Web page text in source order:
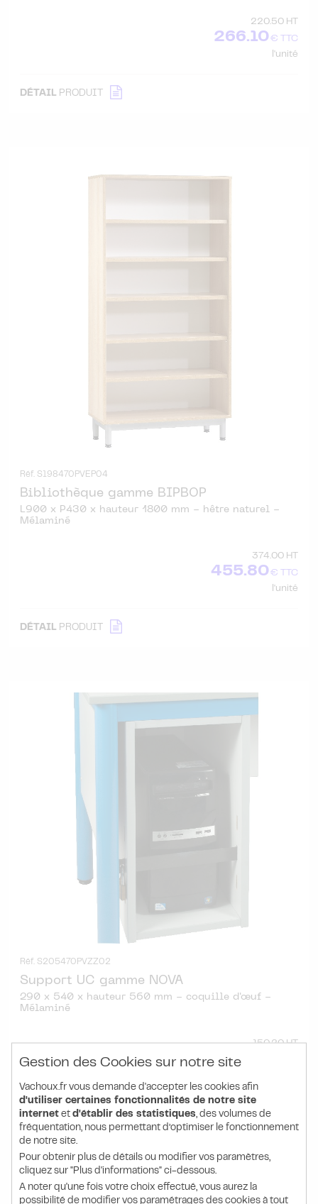
220.50 HT
266.10€ TTC
l'unité
DÉTAIL PRODUIT
Réf. S198470PVEP04
Bibliothèque gamme BIPBOP
L900 x P430 x hauteur 1800 mm - hêtre naturel -
Mélaminé
374.00 HT
455.80€ TTC
l'unité
DÉTAIL PRODUIT
Réf. S205470PVZZ02
Support UC gamme NOVA
290 x 540 x hauteur 560 mm - coquille d'œuf -
Mélaminé
150.20 HT
183.08
DÉTAILPRODUIT
Gestion des Cookies sur notre site
Vachoux.fr vous demande d'accepter les cookies afin
d'utiliser certaines fonctionnalités de notre site
internetet d'établir des statistiques, des volumes de
fréquentation, nous permettant d’optimiser le fonctionnement
de notre site.
Pour obtenir plus de détails ou modifier vos paramètres,
cliquez sur "Plus d'informations" ci-dessous.
A noter qu'une fois votre choix effectué, vous aurez la
possibilité de modifier vos paramétrages des cookies à tout